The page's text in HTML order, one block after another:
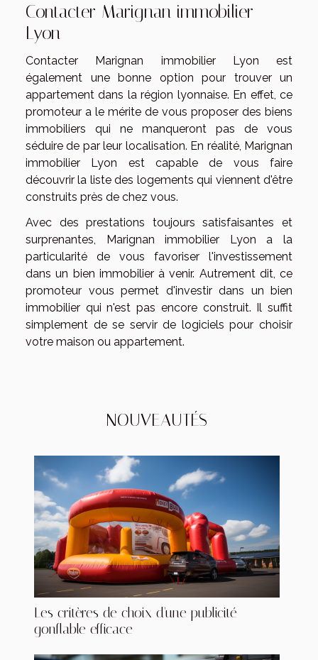
Contacter Marignan immobilier
Lyon
Contacter Marignan immobilier Lyon est
également une bonne option pour trouver un
appartement dans la région lyonnaise. En effet, ce
promoteur a le mérite de vous proposer des biens
immobiliers qui ne manqueront pas de vous
séduire de par leur localisation. En réalité, Marignan
immobilier Lyon est capable de vous faire
découvrir la liste des logements qui viennent d'être
construits près de chez vous.
Avec des prestations toujours satisfaisantes et
surprenantes, Marignan immobilier Lyon a la
particularité de vous favoriser l'investissement
dans un bien immobilier à venir. Autrement dit, ce
promoteur vous permet d'investir dans un bien
immobilier qui n'est pas encore construit. Il suffit
simplement de se servir de logiciels pour choisir
votre maison ou appartement.
NOUVEAUTÉS
Les critères de choix d'une publicité
gonflable efficace